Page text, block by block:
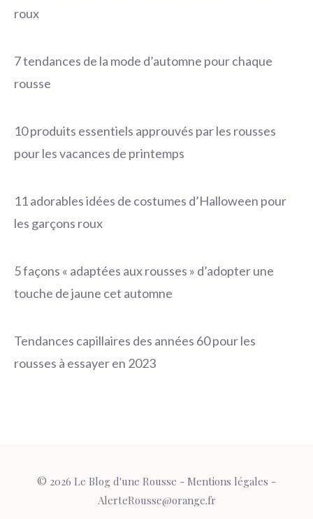
roux
7 tendances de la mode d’automne pour chaque
rousse
10 produits essentiels approuvés par les rousses
pour les vacances de printemps
11 adorables idées de costumes d’Halloween pour
les garçons roux
5 façons « adaptées aux rousses » d’adopter une
touche de jaune cet automne
Tendances capillaires des années 60 pour les
rousses à essayer en 2023
© 2026 Le Blog d'une Rousse - Mentions légales -
AlerteRousse@orange.fr